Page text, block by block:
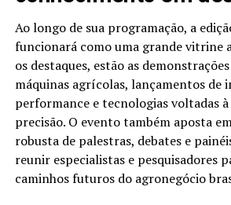
Ao longo de sua programação, a
funcionará como uma grande vitrine
os destaques, estão as
máquinas agrícolas, lançamentos de
performance e tecnologias voltadas
precisão. O evento também aposta
robusta de palestras, debates e
reunir especialistas e pesquisadores
caminhos futuros do agronegócio